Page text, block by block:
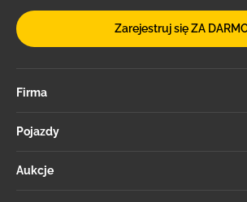
Zarejestruj się ZA
Firma
Pojazdy
Aukcje